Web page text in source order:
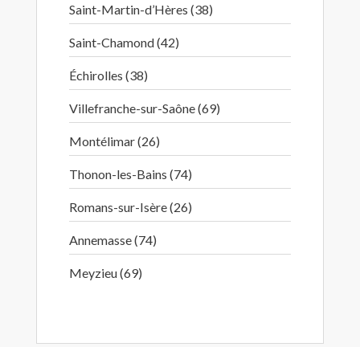
Saint-Martin-d’Hères (38)
Saint-Chamond (42)
Échirolles (38)
Villefranche-sur-Saône (69)
Montélimar (26)
Thonon-les-Bains (74)
Romans-sur-Isère (26)
Annemasse (74)
Meyzieu (69)